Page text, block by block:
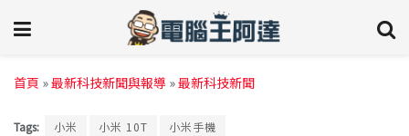
首頁 »最新科技新聞與報導 »最新科技新聞
Tags: 小米 小米 10T 小米手機